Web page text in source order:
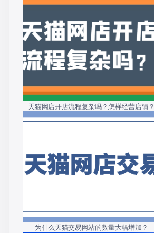
天猫网店开店流程复杂吗？怎样经营店铺？
为什么天猫交易网站的数量大幅增加？